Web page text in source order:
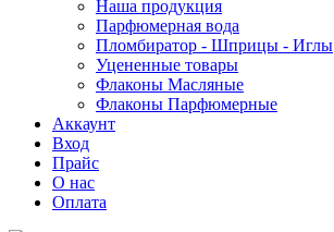
Наша продукция
Парфюмерная вода
Пломбиратор - Шприцы - Иглы
Уцененные товары
Флаконы Масляные
Флаконы Парфюмерные
Аккаунт
Вход
Прайс
О нас
Оплата